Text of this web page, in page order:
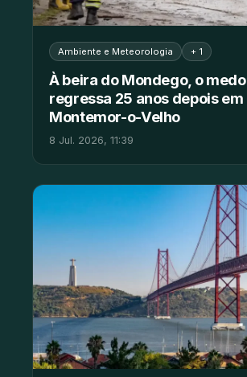
Ambiente e Meteorologia + 1
À beira do Mondego, o medo
regressa 25 anos depois em
Montemor-o-Velho
8 Jul. 2026, 11:39